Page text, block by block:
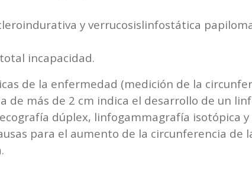
y verrucosislinfostática
incapacidad.
de la enfermedad (medición de la
más de 2 cm indica el desarrollo de un
dúplex, linfogammagrafía isotópica
para el aumento de la circunferencia de